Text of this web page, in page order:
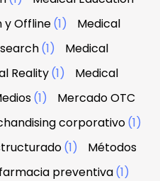
y Offline(1)
Medical
(1)
Medical
Reality(1)
Medical
(1)
Mercado OTC
corporativo(1)
(1)
Métodos
preventiva(1)